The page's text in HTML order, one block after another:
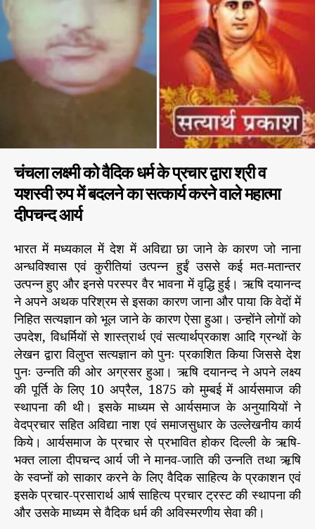
म
हा
ध
न
म
हा
त्मा
दी
प
न्द
आ
र्य
चंचला लक्ष्मी को वैदिक धर्म के प्रचार द्वारा श्री व
यशस्वी रुप में बदलने का सत्कार्य करने वाले महात्मा
दीपचन्द आर्य
भारत में मध्यकाल में देश में अविद्या छा जाने के कारण जो नाना
अन्धविश्वास एवं कुरीतियां उत्पन्न हुईं उससे कई मत-मतान्तर
उत्पन्न हुए और इनसे परस्पर वैर भावना में वृद्धि हुई। ऋषि दयानन्द
ने अपने अथक परिश्रम से इसका कारण जाना और पाया कि वेदों में
निहित सत्यज्ञान को भूल जाने के कारण ऐसा हुआ। उन्होंने लोगों को
उपदेश, विधर्मियों से शास्त्रार्थ एवं सत्यार्थप्रकाश आदि ग्रन्थों के
लेखन द्वारा विलुप्त सत्यज्ञान को पुनः प्रकाशित किया जिससे देश
पुनः उन्नति की ओर अग्रसर हुआ। ऋषि दयानन्द ने अपने लक्ष्य
की पूर्ति के लिए 10 अप्रैल, 1875 को मुम्बई में आर्यसमाज की
स्थापना की थी। इसके माध्यम से आर्यसमाज के अनुयायियों ने
वेदप्रचार सहित अविद्या नाश एवं समाजसुधार के उल्लेखनीय कार्य
किये। आर्यसमाज के प्रचार से प्रभावित होकर दिल्ली के ऋषि-
भक्त लाला दीपचन्द आर्य जी ने मानव-जाति की उन्नति तथा ऋ़षि
के स्वप्नों को साकार करने के लिए वैदिक साहित्य के प्रकाशन एवं
इसके प्रचार-प्रसारार्थ आर्ष साहित्य प्रचार ट्रस्ट की स्थापना की
और उसके माध्यम से वैदिक धर्म की अविस्मरणीय सेवा की।